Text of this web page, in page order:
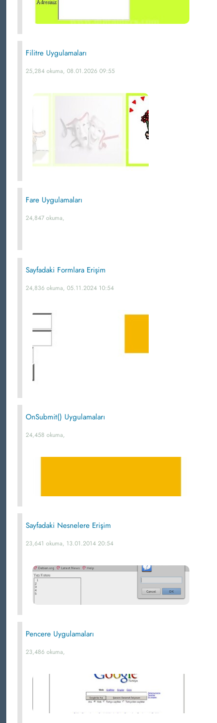
Filitre Uygulamaları
25,284 okuma, 08.01.2026 09:55
Fare Uygulamaları
24,847 okuma,
Sayfadaki Formlara Erişim
24,836 okuma, 05.11.2024 10:54
OnSubmit() Uygulamaları
24,458 okuma,
Sayfadaki Nesnelere Erişim
23,641 okuma, 13.01.2014 20:54
Pencere Uygulamaları
23,486 okuma,